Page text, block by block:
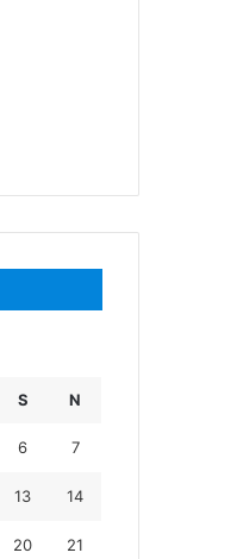
S N
6 7
13 14
20 21